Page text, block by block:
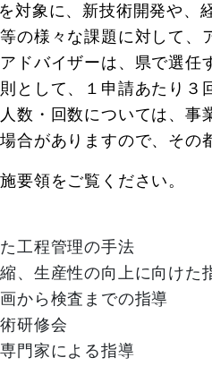
対象に、新技術開発や、
の様々な課題に対して
ドバイザーは、県で選任
として、１申請あたり３
数・回数については、
合がありますので、その
要領をご覧ください。
工程管理の手法
、生産性の向上に向けた
から検査までの指導
研修会
門家による指導